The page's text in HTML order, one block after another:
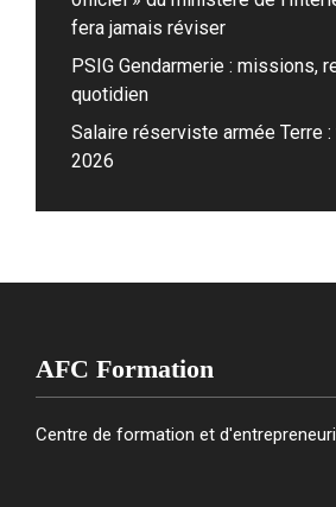
fera jamais réviser
PSIG Gendarmerie : missions,
quotidien
Salaire réserviste armée Terre
2026
AFC Formation
Centre de formation et